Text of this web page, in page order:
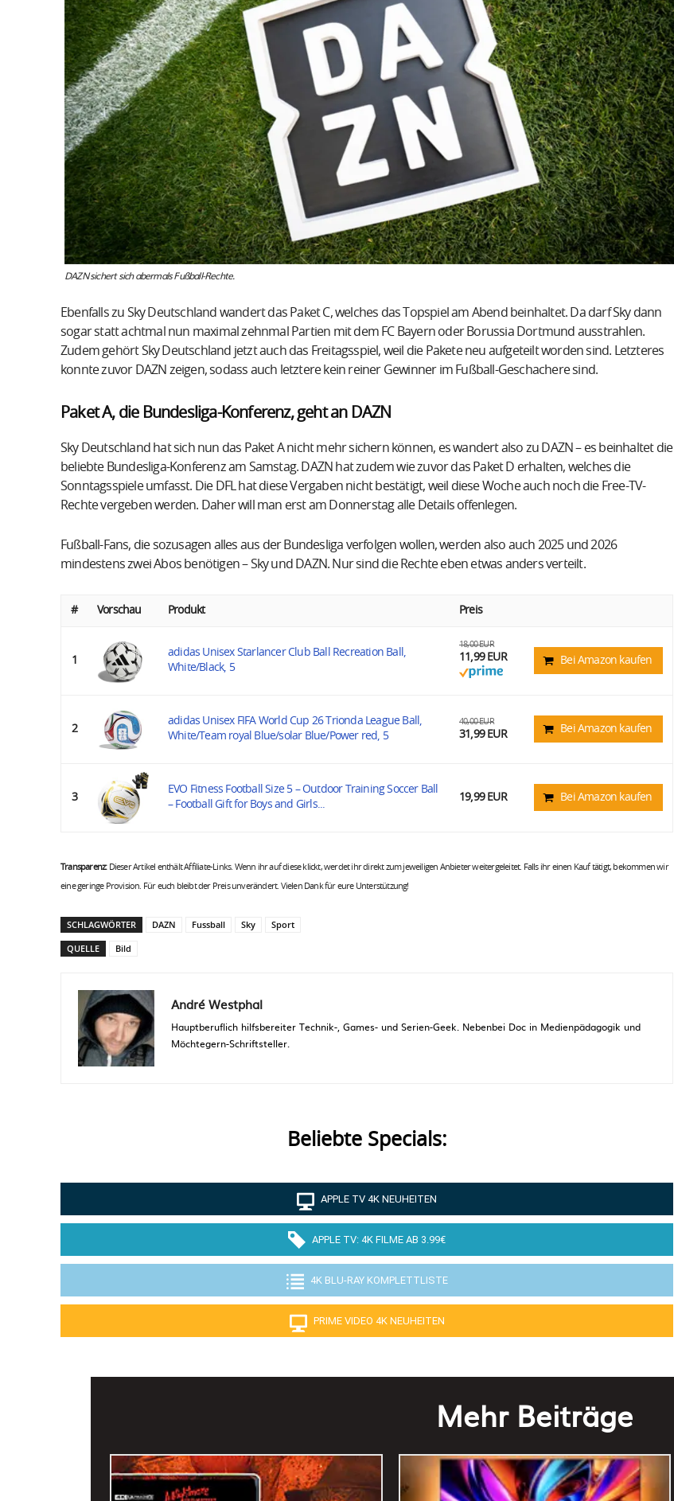
DAZN sichert sich abermals Fußball-Rechte.
Ebenfalls zu Sky Deutschland wandert das Paket C, welches das Topspiel am Abend beinhaltet. Da darf Sky dann
sogar statt achtmal nun maximal zehnmal Partien mit dem FC Bayern oder Borussia Dortmund ausstrahlen.
Zudem gehört Sky Deutschland jetzt auch das Freitagsspiel, weil die Pakete neu aufgeteilt worden sind. Letzteres
konnte zuvor DAZN zeigen, sodass auch letztere kein reiner Gewinner im Fußball-Geschachere sind.
Paket A, die Bundesliga-Konferenz, geht an DAZN
Sky Deutschland hat sich nun das Paket A nicht mehr sichern können, es wandert also zu DAZN – es beinhaltet die
beliebte Bundesliga-Konferenz am Samstag. DAZN hat zudem wie zuvor das Paket D erhalten, welches die
Sonntagsspiele umfasst. Die DFL hat diese Vergaben nicht bestätigt, weil diese Woche auch noch die Free-TV-
Rechte vergeben werden. Daher will man erst am Donnerstag alle Details offenlegen.
Fußball-Fans, die sozusagen alles aus der Bundesliga verfolgen wollen, werden also auch 2025 und 2026
mindestens zwei Abos benötigen – Sky und DAZN. Nur sind die Rechte eben etwas anders verteilt.
# Vorschau Produkt Preis
1
adidas Unisex Starlancer Club Ball Recreation Ball,
White/Black, 5
18,00 EUR
11,99 EUR Bei Amazon kaufen
2
adidas Unisex FIFA World Cup 26 Trionda League Ball,
White/Team royal Blue/solar Blue/Power red, 5
40,00 EUR
31,99 EUR Bei Amazon kaufen
3
EVO Fitness Football Size 5 – Outdoor Training Soccer Ball
– Football Gift for Boys and Girls...
19,99 EUR Bei Amazon kaufen
Transparenz:Dieser Artikel enthält Affiliate-Links. Wenn ihr auf diese klickt, werdet ihr direkt zum jeweiligen Anbieter weitergeleitet. Falls ihr einen Kauf tätigt, bekommen wir
eine geringe Provision. Für euch bleibt der Preis unverändert. Vielen Dank für eure Unterstützung!
SCHLAGWÖRTER DAZN Fussball Sky
Sport
QUELLE
Bild
André Westphal
Hauptberuflich hilfsbereiter Technik-, Games- und Serien-Geek. Nebenbei Doc in Medienpädagogik und
Möchtegern-Schriftsteller.
Beliebte Specials:
APPLE TV 4K NEUHEITEN
APPLE TV: 4K FILME AB 3.99€
4K BLU-RAY KOMPLETTLISTE
PRIME VIDEO 4K NEUHEITEN
Mehr Beiträge